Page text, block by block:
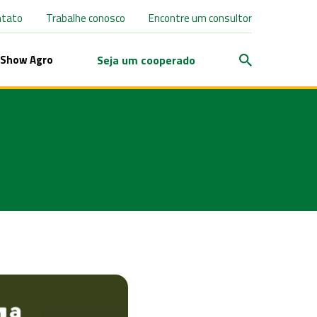
Trabalhe conosco Encontre um consultor
Show Agro Seja um cooperado